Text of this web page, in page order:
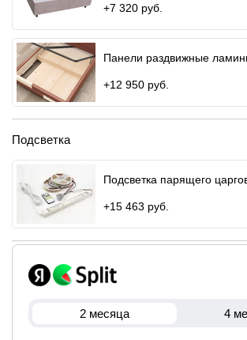
+7 320 руб.
Панели раздвижные
+12 950 руб.
Подсветка
Подсветка парящего
+15 463 руб.
2 месяца 4